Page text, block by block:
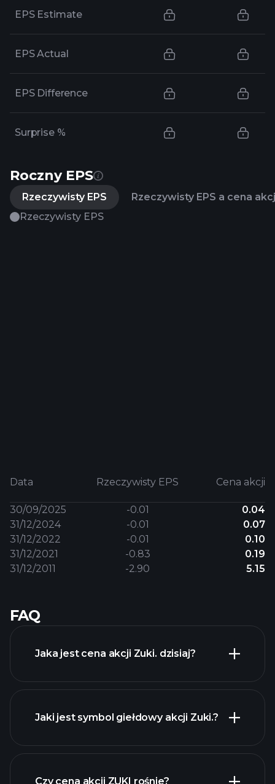
EPS Estimate
EPS Actual
EPS Difference
Surprise %
Roczny EPS
Rzeczywisty EPS
Rzeczywisty EPS a cena
Rzeczywisty EPS
Data Rzeczywisty EPS Cena akcji
30/09/2025 -0.01
0.04
31/12/2024
-0.01
0.07
31/12/2022
-0.01
0.10
31/12/2021
-0.83
0.19
31/12/2011
-2.90 5.15
FAQ
Jaka jest cena akcji Zuki. dzisiaj?
Jaki jest symbol giełdowy akcji Zuki.?
Czy cena akcji ZUKI rośnie?